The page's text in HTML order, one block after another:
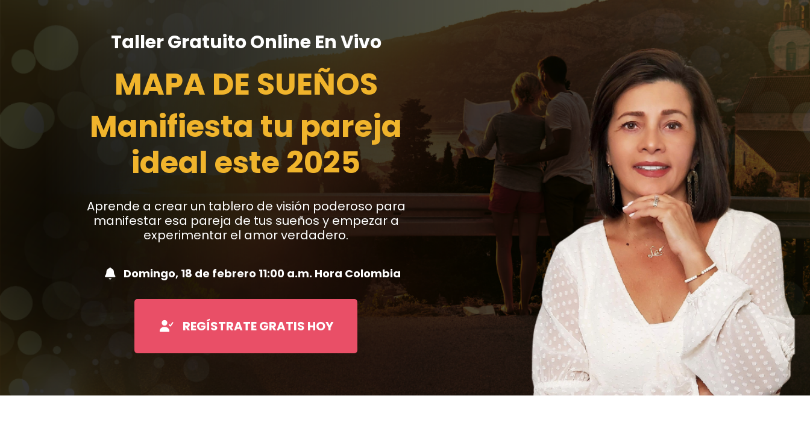
Taller Gratuito Online En Vivo
MAPA DE SUEÑOS
Manifiesta tu pareja
ideal este 2025
Aprende a crear un tablero de visión poderoso para
manifestar esa pareja de tus sueños y empezar a
experimentar el amor verdadero.
Domingo, 18 de febrero 11:00 a.m. Hora Colombia
REGÍSTRATE GRATIS HOY